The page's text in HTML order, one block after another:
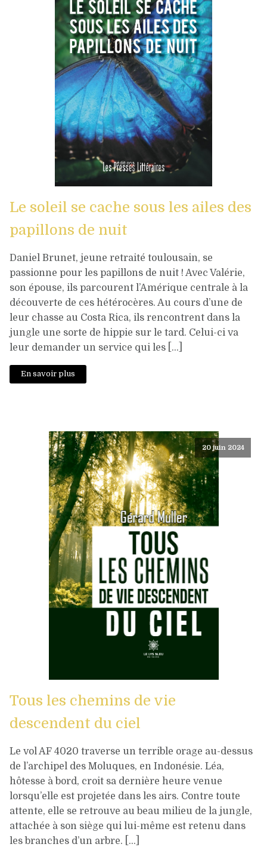
Le soleil se cache sous les ailes des
papillons de nuit
Daniel Brunet, jeune retraité toulousain, se
passionne pour les papillons de nuit ! Avec Valérie,
son épouse, ils parcourent l’Amérique centrale à la
découverte de ces hétérocères. Au cours d’une de
leur chasse au Costa Rica, ils rencontrent dans la
jungle une sorte de hippie sur le tard. Celui-ci va
leur demander un service qui les […]
En savoir plus
20 juin 2024
Tous les chemins de vie
descendent du ciel
Le vol AF 4020 traverse un terrible orage au-dessus
de l’archipel des Moluques, en Indonésie. Léa,
hôtesse à bord, croit sa dernière heure venue
lorsqu’elle est projetée dans les airs. Contre toute
attente, elle se retrouve au beau milieu de la jungle,
attachée à son siège qui lui-même est retenu dans
les branches d’un arbre. […]